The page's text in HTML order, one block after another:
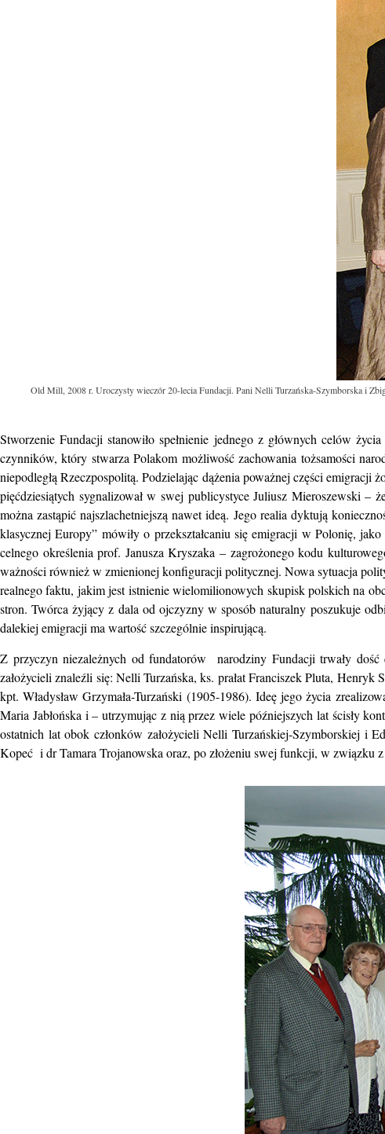
Old Mill, 2008 r. Uroczysty wieczór 20-lecia Fundacji. Pani Nelli Turzańska-Szymborska i
Stworzenie Fundacji stanowiło spełnienie jednego z głównych celów
czynników, który stwarza Polakom możliwość zachowania tożsamości
niepodległą Rzeczpospolitą. Podzielając dążenia poważnej części
pięćdziesiątych sygnalizował w swej publicystyce Juliusz Mieroszewski
można zastąpić najszlachetniejszą nawet ideą. Jego realia dyktują
klasycznej Europy” mówiły o przekształcaniu się emigracji w Polonię,
celnego określenia prof. Janusza Kryszaka – zagrożonego kodu
ważności również w zmienionej konfiguracji politycznej. Nowa sytuacja
realnego faktu, jakim jest istnienie wielomilionowych skupisk polskich na
stron. Twórca żyjący z dala od ojczyzny w sposób naturalny poszukuje
dalekiej emigracji ma wartość szczególnie inspirującą.
Z przyczyn niezależnych od fundatorów narodziny Fundacji trwały dość
założycieli znaleźli się: Nelli Turzańska, ks. prałat Franciszek Pluta, Henryk
kpt. Władysław Grzymała-Turzański (1905-1986). Ideę jego życia
Maria Jabłońska i – utrzymując z nią przez wiele późniejszych lat ścisły
ostatnich lat obok członków założycieli Nelli Turzańskiej-Szymborskiej i
Kopeć i dr Tamara Trojanowska oraz, po złożeniu swej funkcji, w związku